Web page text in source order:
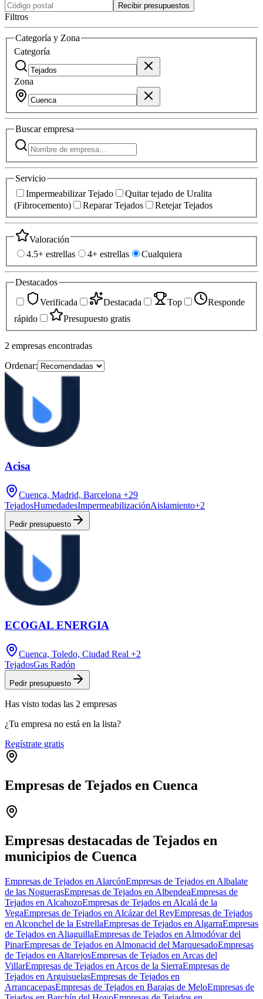
Recibir presupuestos
Filtros
Categoría y Zona
Categoría
Zona
Buscarempresa
Servicio
Impermeabilizar Tejado
Quitar tejado de Uralita
(Fibrocemento)
Reparar Tejados Retejar Tejados
Valoración
4.5+ estrellas
4+ estrellas Cualquiera
Destacados
Verificada
Destacada Top
Responde
rápido
Presupuesto gratis
2 empresas encontradas
Ordenar:
Acisa
Cuenca, Madrid, Barcelona +29
TejadosHumedadesImpermeabilizaciónAislamiento+2
Pedir presupuesto
ECOGAL ENERGIA
Cuenca, Toledo, Ciudad Real +2
TejadosGas Radón
Pedir presupuesto
Has visto todas las 2 empresas
¿Tu empresa no está en la lista?
Regístrate gratis
Empresas de Tejados en Cuenca
−
Empresas destacadas de Tejados en
municipios de Cuenca
Empresas de Tejados en AlarcónEmpresas de Tejados en Albalate
de las NoguerasEmpresas de Tejados en AlbendeaEmpresas de
Tejados en AlcahozoEmpresas de Tejados en Alcalá de la
VegaEmpresas de Tejados en Alcázar del ReyEmpresas de Tejados
en Alconchel de la EstrellaEmpresas de Tejados en AlgarraEmpresas
de Tejados en AliaguillaEmpresas de Tejados en Almodóvar del
PinarEmpresas de Tejados en Almonacid del MarquesadoEmpresas
de Tejados en AltarejosEmpresas de Tejados en Arcas del
VillarEmpresas de Tejados en Arcos de la SierraEmpresas de
Tejados en ArguisuelasEmpresas de Tejados en
ArrancacepasEmpresas de Tejados en Barajas de MeloEmpresas de